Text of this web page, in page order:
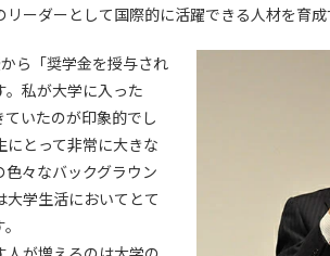
ーダーとして国際的に活躍できる人材を育成
ら「奨学金を授与され
。私が大学に入った
いたのが印象的でし
とって非常に大きな
々なバックグラウン
大学生活においてとて